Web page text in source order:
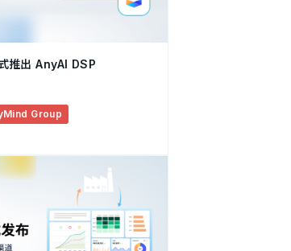
本电竞和青年文化领域绝对处于
推出 AnyAI DSP
Group